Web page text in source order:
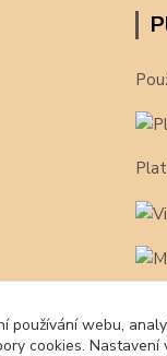
používání webu,
cookies.